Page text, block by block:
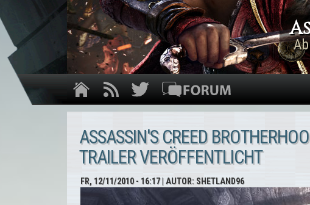
ASSASSIN'S CREED
TRAILER VERÖFFENTLICHT
FR, 12/11/2010 - 16:17| AUTOR: SHETLAND96